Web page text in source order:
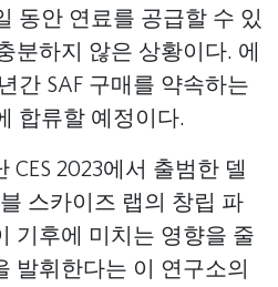
동안 연료를 공급할 수 있
분하지 않은 상황이다. 에
간 SAF 구매를 약속하는
합류할 예정이다.
2023에서 출범한 델
스카이즈 랩의 창립 파
기후에 미치는 영향을 줄
발휘한다는 이 연구소의